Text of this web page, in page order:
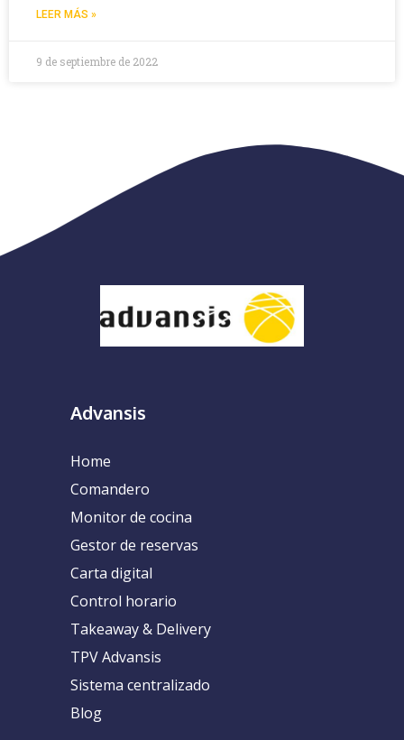
LEER MÁS »
9 de septiembre de 2022
Advansis
Home
Comandero
Monitor de cocina
Gestor de reservas
Carta digital
Control horario
Takeaway & Delivery
TPV Advansis
Sistema centralizado
Blog